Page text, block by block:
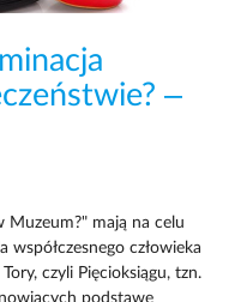
–
Muzeum?" mają na celu
człowieka
czyli Pięcioksiągu, tzn.
podstawę